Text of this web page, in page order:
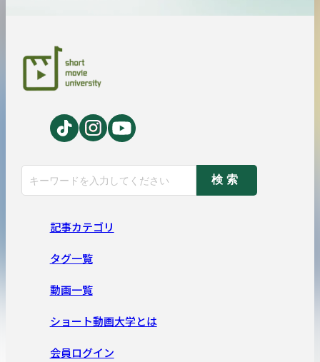
検索
記事カテゴリ
タグ一覧
動画一覧
ショート動画大学とは
会員ログイン